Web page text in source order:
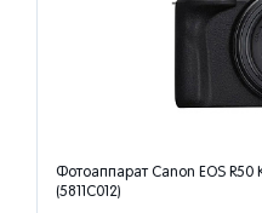
Фотоаппарат Canon EOS R50
(5811C012)